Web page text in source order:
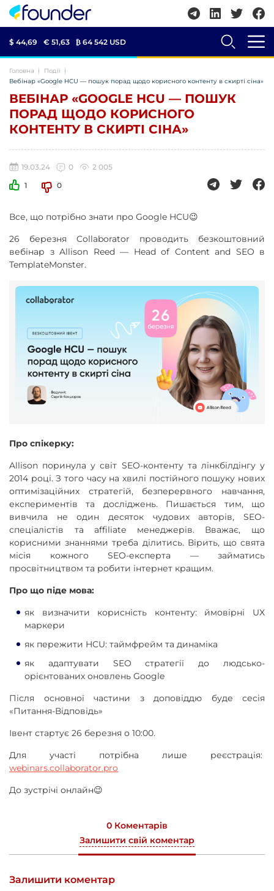
$ 44,69 € 51,63 ₿ 64 542 USD
Головна
Події
Вебінар «Google HCU — пошук порад щодо корисного контенту в скирті сіна»
ВЕБІНАР «GOOGLE HCU — ПОШУК
ПОРАД ЩОДО КОРИСНОГО
КОНТЕНТУ В СКИРТІ СІНА»
19.03.24 0
2 005
1
0
Все, що потрібно знати про Google HCU😉
26 березня Collaborator проводить безкоштовний
вебінар з Allison Reed — Head of Content and SEO в
TemplateMonster.
Про спікерку:
Allison поринула у світ SEO-контенту та лінкбілдінгу у
2014 році. З того часу на хвилі постійного пошуку нових
оптимізаційних стратегій, безперервного навчання,
експериментів та досліджень. Пишається тим, що
вивчила не один десяток чудових авторів, SEO-
спеціалістів та affiliate менеджерів. Вважає, що
корисними знаннями треба ділитись. Вірить, що свята
місія кожного SEO-експерта — займатись
просвітництвом та робити інтернет кращим.
Про що піде мова:
як визначити корисність контенту: ймовірні UX
маркери
як пережити HCU: таймфрейм та динаміка
як адаптувати SEO стратегії до людсько-
орієнтованих оновлень Google
Після основної частини з доповіддю буде сесія
«Питання-Відповідь»
Івент стартує 26 березня о 10:00.
Для участі потрібна лише реєстрація:
webinars.collaborator.pro
До зустрічі онлайн😉
0 Коментарів
Залишити свій коментар
Залишити коментар